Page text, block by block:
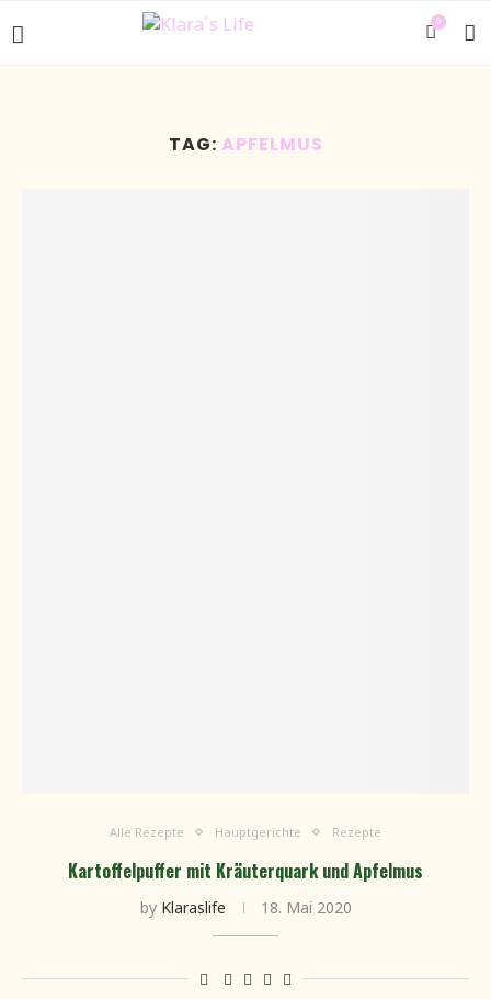
0
TAG: APFELMUS
Alle Rezepte Hauptgerichte Rezepte
Kartoffelpuffer mit Kräuterquark und Apfelmus
by Klaraslife 18. Mai 2020